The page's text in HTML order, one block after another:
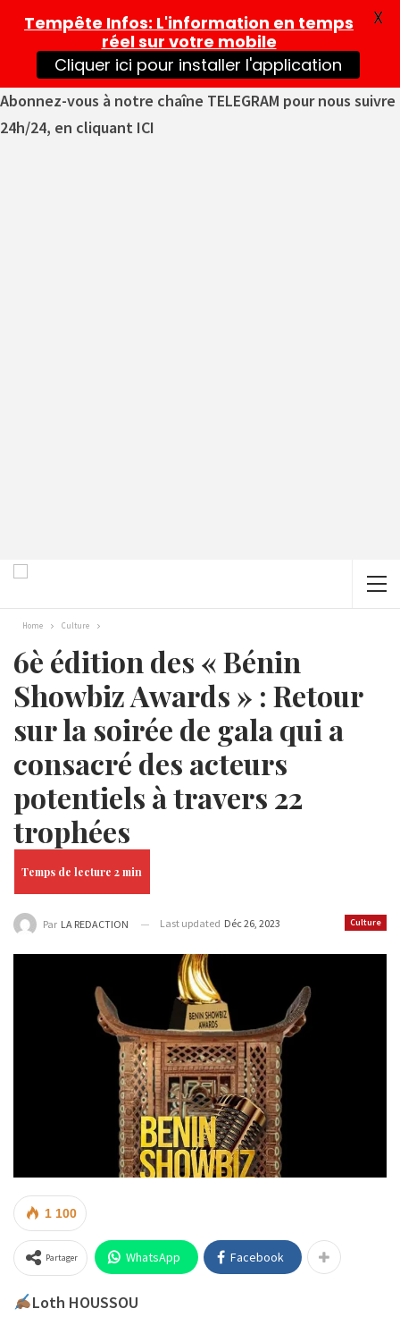
Abonnez-vous à notre chaîne TELEGRAM pour nous suivre
24h/24, en cliquant ICI
Home Culture
6è édition des « Bénin
Showbiz Awards » : Retour
sur la soirée de gala qui a
consacré des acteurs
potentiels à travers 22
trophées
Culture
Par LA REDACTION Last updated Déc 26, 2023
1 100
Partager WhatsApp Facebook
Loth HOUSSOU
Tempête Infos: L'information en temps
réel sur votre mobile
Cliquer ici pour installer l'application
X